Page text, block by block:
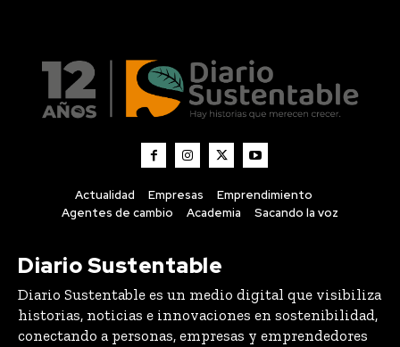
Actualidad Empresas
Emprendimiento
Agentes de cambio
Academia Sacando la voz
Diario Sustentable
Diario Sustentable es un medio digital que visibiliza
historias, noticias e innovaciones en sostenibilidad,
conectando a personas, empresas y emprendedores